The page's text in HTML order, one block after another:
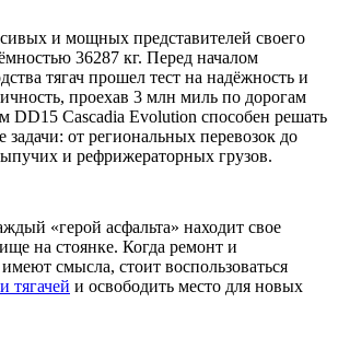
и мощных представителей своего
36287 кг. Перед началом
тягач прошел тест на надёжность и
проехав 3 млн миль по дорогам
Cascadia Evolution способен решать
от региональных перевозок до
и рефрижераторных грузов.
«герой асфальта» находит свое
на стоянке. Когда ремонт и
смысла, стоит воспользоваться
тягачей и освободить место для новых